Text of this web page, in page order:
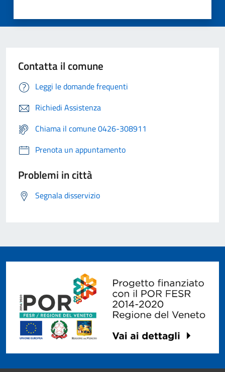
Contatta il comune
Leggi le domande frequenti
Richiedi Assistenza
Chiama il comune 0426-308911
Prenota un appuntamento
Problemi in città
Segnala disservizio